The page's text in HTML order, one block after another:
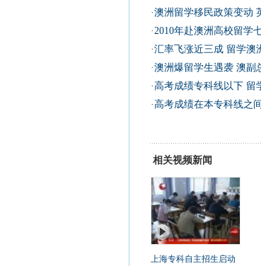
·澳洲留学移民政策变动
·2010年赴澳洲高校留学
·汇率飞涨近三成 留学澳
·澳洲爆留学生遇袭 澳副
·高考成绩专科线以下 留
·高考成绩在本专科线之
相关视频新闻
上海专科自主招生启动